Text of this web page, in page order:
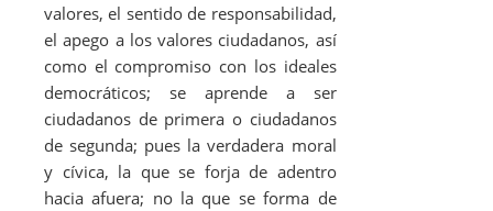
valores, el sentido de responsabilidad,
el apego a los valores ciudadanos, así
como el compromiso con los ideales
democráticos; se aprende a ser
ciudadanos de primera o ciudadanos
de segunda; pues la verdadera moral
y cívica, la que se forja de adentro
hacia afuera; no la que se forma de